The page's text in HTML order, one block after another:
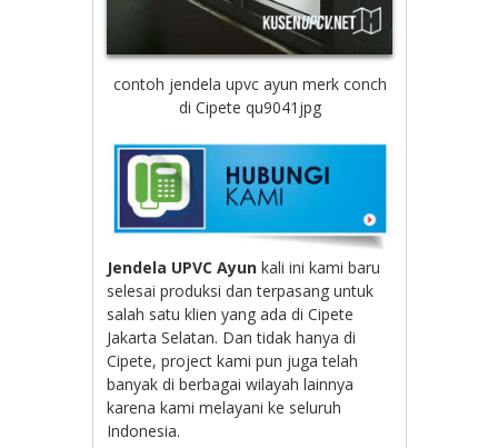
contoh jendela upvc ayun merk conch
di Cipete qu9041jpg
Jendela UPVC Ayun kali ini kami baru
selesai produksi dan terpasang untuk
salah satu klien yang ada di Cipete
Jakarta Selatan. Dan tidak hanya di
Cipete, project kami pun juga telah
banyak di berbagai wilayah lainnya
karena kami melayani ke seluruh
Indonesia.